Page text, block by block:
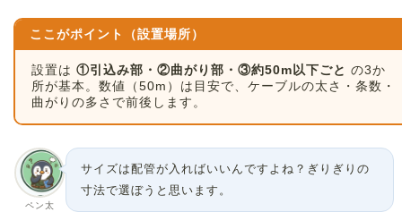
ここがポイント（設置場所）
設置は ①引込み部・②曲がり部・③約50m以下ごと の3か
所が基本。数値（50m）は目安で、ケーブルの太さ・条数・
曲がりの多さで前後します。
ペン太
サイズは配管が入ればいいんですよね？ぎりぎりの
寸法で選ぼうと思います。